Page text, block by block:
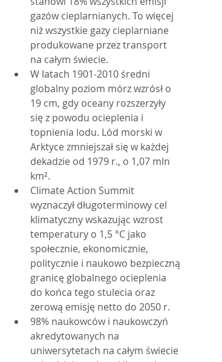
gazów cieplarnianych. To więcej
niż wszystkie gazy cieplarniane
produkowane przez transport
na całym świecie.
W latach 1901-2010 średni
globalny poziom mórz wzrósł o
19 cm, gdy oceany rozszerzyły
się z powodu ocieplenia i
topnienia lodu. Lód morski w
Arktyce zmniejszał się w każdej
dekadzie od 1979 r., o 1,07 mln
km².
Climate Action Summit
wyznaczył długoterminowy cel
klimatyczny wskazując wzrost
temperatury o 1,5 °C jako
społecznie, ekonomicznie,
politycznie i naukowo bezpieczną
granicę globalnego ocieplenia
do końca tego stulecia oraz
zerową emisję netto do 2050 r.
98% naukowców i naukowczyń
akredytowanych na
uniwersytetach na całym świecie